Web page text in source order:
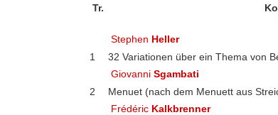
Tr.
Stephen Heller
1
32 Variationen über ein Thema von
GiovanniSgambati
2
Menuet (nach dem Menuett aus
Frédéric Kalkbrenner